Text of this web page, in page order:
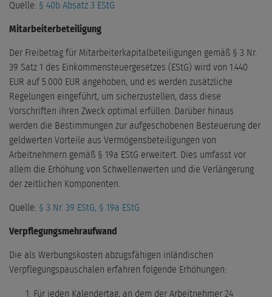
Quelle: § 40b Absatz 3 EStG
Mitarbeiterbeteiligung
Der Freibetrag für Mitarbeiterkapitalbeteiligungen gemäß § 3 Nr.
39 Satz 1 des Einkommensteuergesetzes (EStG) wird von 1.440
EUR auf 5.000 EUR angehoben, und es werden zusätzliche
Regelungen eingeführt, um sicherzustellen, dass diese
Vorschriften ihren Zweck optimal erfüllen. Darüber hinaus
werden die Bestimmungen zur aufgeschobenen Besteuerung der
geldwerten Vorteile aus Vermögensbeteiligungen von
Arbeitnehmern gemäß § 19a EStG erweitert. Dies umfasst vor
allem die Erhöhung von Schwellenwerten und die Verlängerung
der zeitlichen Komponenten.
Quelle: § 3 Nr. 39 EStG, § 19a EStG
Verpflegungsmehraufwand
Die als Werbungskosten abzugsfähigen inländischen
Verpflegungspauschalen erfahren folgende Erhöhungen:
Für jeden Kalendertag, an dem der Arbeitnehmer 24